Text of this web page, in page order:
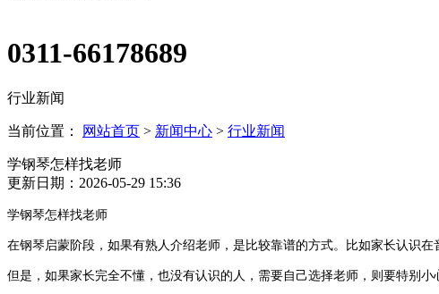
0311-66178689
行业新闻
当前位置： 网站首页 > 新闻中心 > 行业新闻
学钢琴怎样找老师
更新日期：2026-05-29 15:36
学钢琴怎样找老师
在钢琴启蒙阶段，如果有熟人介绍老师，是比较靠谱的方式。比如家长认识
但是，如果家长完全不懂，也没有认识的人，需要自己选择老师，则要特别